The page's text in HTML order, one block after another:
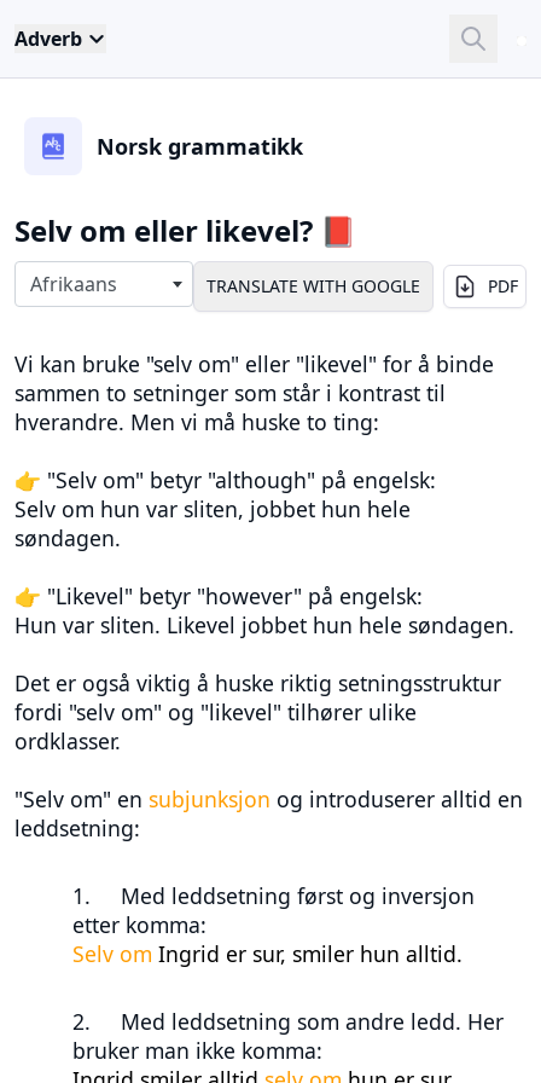
Adverb
Close
Norsk grammatikk
Selv om eller likevel? 📕
Select langauges
Afrikaans PDF
Vi kan bruke "selv om" eller "likevel" for å binde
sammen to setninger som står i kontrast til
hverandre. Men vi må huske to ting:
👉 "Selv om" betyr "although" på engelsk:
Selv om hun var sliten, jobbet hun hele
søndagen.
👉 "Likevel" betyr "however" på engelsk:
Hun var sliten. Likevel jobbet hun hele søndagen.
Det er også viktig å huske riktig setningsstruktur
fordi "selv om" og "likevel" tilhører ulike
ordklasser.
"Selv om" en subjunksjon og introduserer alltid en
leddsetning:
1.
Med leddsetning først og inversjon
etter komma:
Selv om Ingrid er sur, smiler hun alltid.
2.
Med leddsetning som andre ledd. Her
bruker man ikke komma: